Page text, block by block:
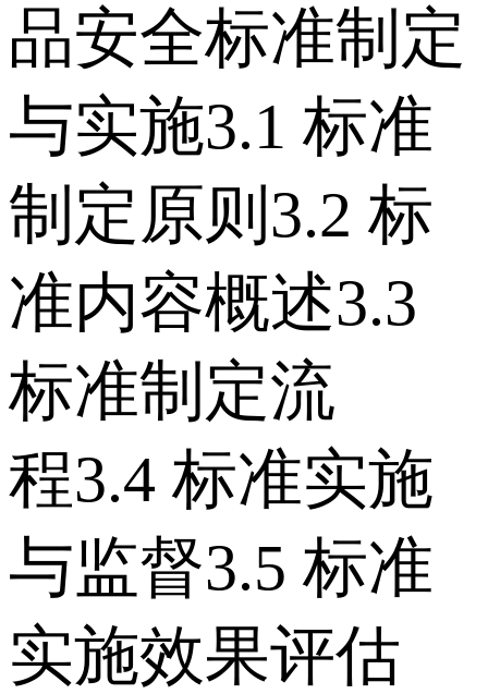
品安全标准制定
与实施 3.1 标准
制定原则 3.2 标
准内容概述 3.3
标准制定流
程 3.4 标准实施
与监督 3.5 标准
实施效果评估